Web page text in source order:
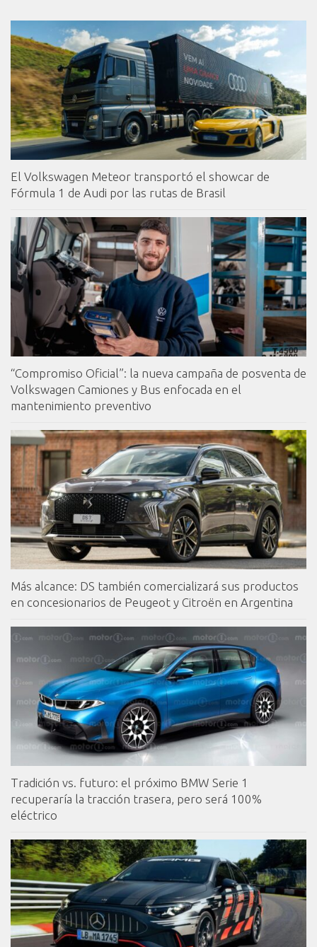
El Volkswagen Meteor transportó el showcar de
Fórmula 1 de Audi por las rutas de Brasil
“Compromiso Oficial”: la nueva campaña de posventa de
Volkswagen Camiones y Bus enfocada en el
mantenimiento preventivo
Más alcance: DS también comercializará sus productos
en concesionarios de Peugeot y Citroën en Argentina
Tradición vs. futuro: el próximo BMW Serie 1
recuperaría la tracción trasera, pero será 100%
eléctrico